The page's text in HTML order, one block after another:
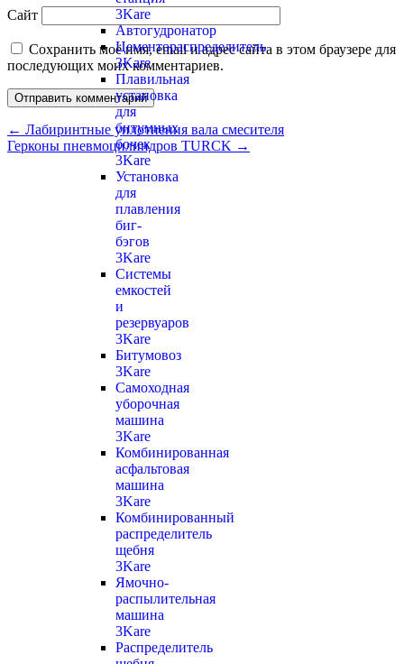
3Kare
Автогудронатор
Цементораспределитель
3Kare
Плавильная
установка
для
битумных
бочек
3Kare
Установка
для
плавления
биг-
бэгов
3Kare
Системы
емкостей
и
резервуаров
3Kare
Битумовоз
3Kare
Самоходная
уборочная
машина
3Kare
Комбинированная
асфальтовая
машина
3Kare
Комбинированный
распределитель
щебня
3Kare
Ямочно-
распылительная
машина
3Kare
Распределитель
Сайт
Сохранить моё имя, email и адрес сайта в этом браузере для
последующих моих комментариев.
← Лабиринтные уплотнения вала смесителя
Герконы пневмоцилиндров TURCK →